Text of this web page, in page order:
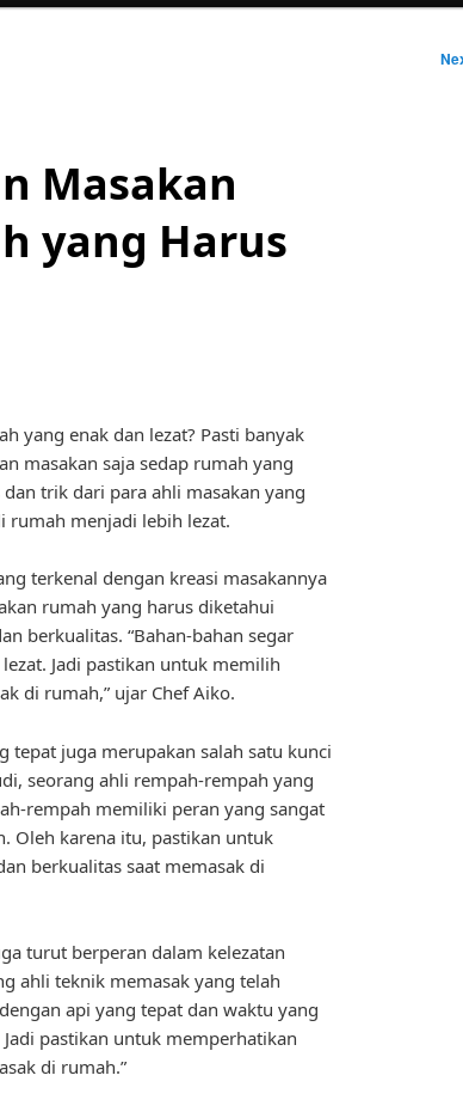
Masakan
yang Harus
yang enak dan lezat? Pasti banyak
masakan saja sedap rumah yang
trik dari para ahli masakan yang
rumah menjadi lebih lezat.
terkenal dengan kreasi masakannya
rumah yang harus diketahui
berkualitas. “Bahan-bahan segar
Jadi pastikan untuk memilih
di rumah,” ujar Chef Aiko.
tepat juga merupakan salah satu kunci
seorang ahli rempah-rempah yang
rempah memiliki peran yang sangat
Oleh karena itu, pastikan untuk
berkualitas saat memasak di
turut berperan dalam kelezatan
ahli teknik memasak yang telah
api yang tepat dan waktu yang
pastikan untuk memperhatikan
di rumah.”